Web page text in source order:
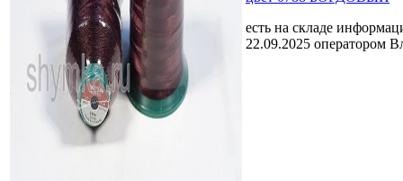
есть на складе
22.09.2025 оператором